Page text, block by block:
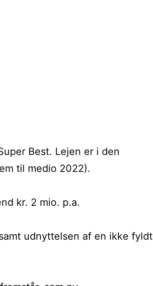
Best. Lejen er i den
til medio 2022).
kr. 2 mio. p.a.
udnyttelsen af en ikke fyldt